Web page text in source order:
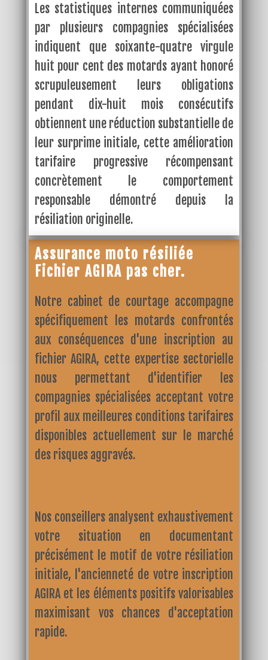
Assurance moto résiliée
Fichier AGIRA pas cher.
Notre cabinet de courtage accompagne
spécifiquement les motards confrontés
aux conséquences d'une inscription au
fichier AGIRA, cette expertise sectorielle
nous permettant d'identifier les
compagnies spécialisées acceptant votre
profil aux meilleures conditions tarifaires
disponibles actuellement sur le marché
des risques aggravés.
Nos conseillers analysent exhaustivement
votre situation en documentant
précisément le motif de votre résiliation
initiale, l'ancienneté de votre inscription
AGIRA et les éléments positifs valorisables
maximisant vos chances d'acceptation
rapide.
Les statistiques internes communiquées
par plusieurs compagnies spécialisées
indiquent que soixante-quatre virgule
huit pour cent des motards ayant honoré
scrupuleusement leurs obligations
pendant dix-huit mois consécutifs
obtiennent une réduction substantielle de
leur surprime initiale, cette amélioration
tarifaire progressive récompensant
concrètement le comportement
responsable démontré depuis la
résiliation originelle.